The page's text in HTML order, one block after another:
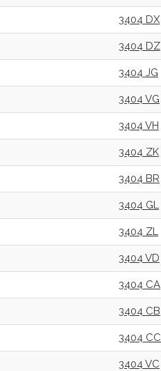
3404 DX
3404 DZ
3404 JG
3404 VG
3404 VH
3404 ZK
3404 BR
3404 GL
3404 ZL
3404 VD
3404 CA
3404 CB
3404 CC
3404 VC